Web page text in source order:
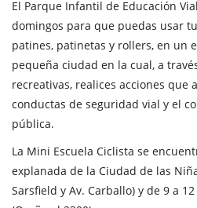
El Parque Infantil de Educación
domingos para que puedas usar
patines, patinetas y rollers, en un
pequeña ciudad en la cual, a
recreativas, realices acciones que
conductas de seguridad vial y el
pública.
La Mini Escuela Ciclista se
explanada de la Ciudad de las
Sarsfield y Av. Carballo) y de 9 a